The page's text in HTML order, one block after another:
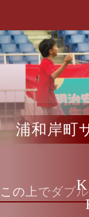
浦和岸町
この上でダブ